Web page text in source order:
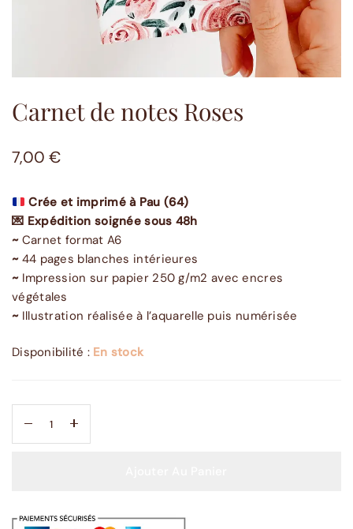
Carnet de notes Roses
7,00 €
Crée et imprimé à Pau (64)
💌 Expédition soignée sous 48h
~ Carnet format A6
~44 pages blanches intérieures
~Impression sur papier 250 g/m2 avec encres
végétales
~Illustration réalisée à l’aquarelle puis numérisée
Disponibilité : En stock